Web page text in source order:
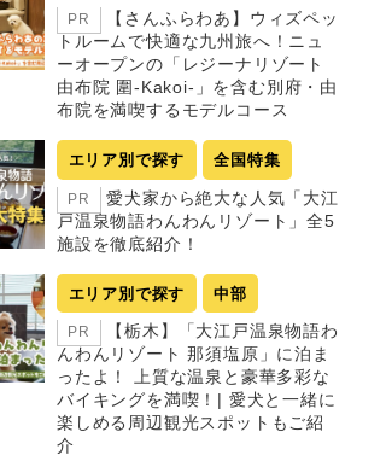
PR
【さんふらわあ】ウィズペッ
トルームで快適な九州旅へ！ニュ
ーオープンの「レジーナリゾート
由布院 圍-Kakoi-」を含む別府・由
布院を満喫するモデルコース
エリア別で探す 全国特集
PR
愛犬家から絶大な人気「大江
戸温泉物語わんわんリゾート」全5
施設を徹底紹介！
エリア別で探す 中部
PR
【栃木】「大江戸温泉物語わ
んわんリゾート 那須塩原」に泊ま
ったよ！ 上質な温泉と豪華多彩な
バイキングを満喫！| 愛犬と一緒に
楽しめる周辺観光スポットもご紹
介